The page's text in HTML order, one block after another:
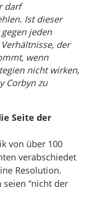
darf
Ist dieser
jeden
der
wenn
nicht wirken,
Corbyn zu
Seite der
von über 100
verabschiedet
Resolution.
“nicht der